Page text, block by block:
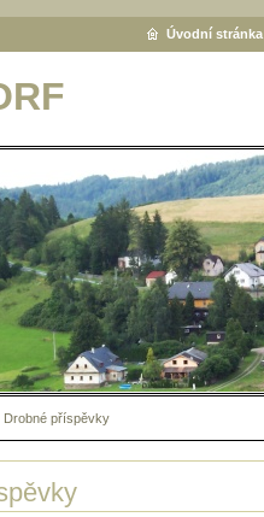
Drobné příspěvky
Úvodní stránka